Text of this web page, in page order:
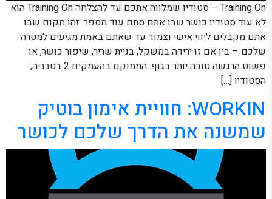
Training On – סטודיו שמלווה אתכם עד להצלחה Training On הוא
לא עוד סטודיו כושר שבו אתם סתם עוד מספר. זהו מקום שבו
אתם מקבלים ליווי אישי וצמוד עד שאתם באמת מגיעים למטרה
שלכם – בין אם זו ירידה במשקל, בניית שריר, שיפור כושר, או
פשוט הרגשה טובה יותר בגוף. הממוקם בהעמקים 2 בטבריה,
הסטודיו […]
WORKIN: חוויית אימון בוטיק
שמשנה את הדרך שלכם לכושר